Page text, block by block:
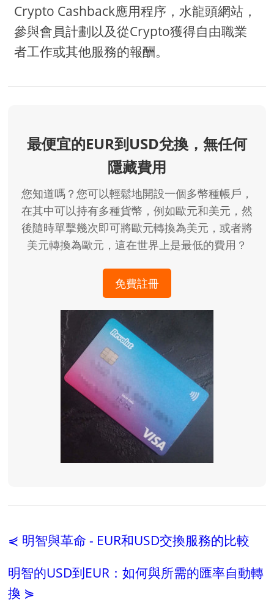
Crypto Cashback應用程序，水龍頭網站，
參與會員計劃以及從Crypto獲得自由職業
者工作或其他服務的報酬。
最便宜的EUR到USD兌換，無任何
隱藏費用
您知道嗎？您可以輕鬆地開設一個多幣種帳戶，
在其中可以持有多種貨幣，例如歐元和美元，然
後隨時單擊幾次即可將歐元轉換為美元，或者將
美元轉換為歐元，這在世界上是最低的費用？
免費註冊
⋞ 明智與革命 - EUR和USD交換服務的比較
明智的USD到EUR：如何與所需的匯率自動轉
換 ⋟